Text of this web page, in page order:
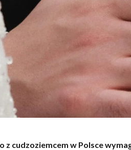
z cudzoziemcem w Polsce